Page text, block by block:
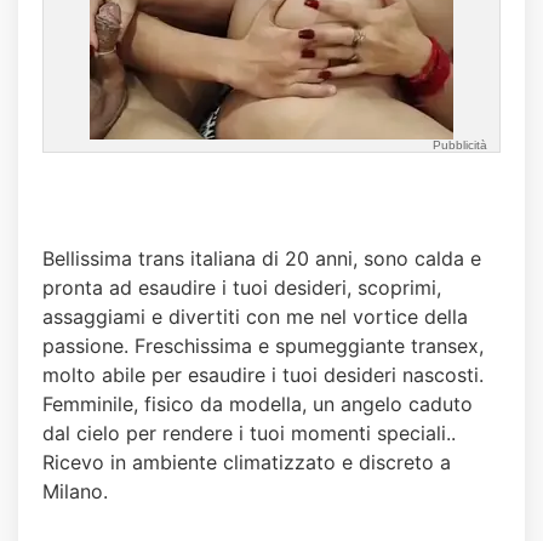
Pubblicità
Bellissima trans italiana di 20 anni, sono calda e
pronta ad esaudire i tuoi desideri, scoprimi,
assaggiami e divertiti con me nel vortice della
passione. Freschissima e spumeggiante transex,
molto abile per esaudire i tuoi desideri nascosti.
Femminile, fisico da modella, un angelo caduto
dal cielo per rendere i tuoi momenti speciali..
Ricevo in ambiente climatizzato e discreto a
Milano.